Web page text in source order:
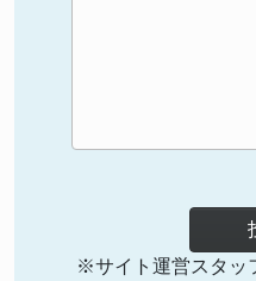
※サイト運営スタッ